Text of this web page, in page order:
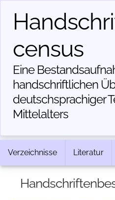
census
Eine
handschriftlichen
deutschsprachiger
Mittelalters
Verzeichnisse Literatur